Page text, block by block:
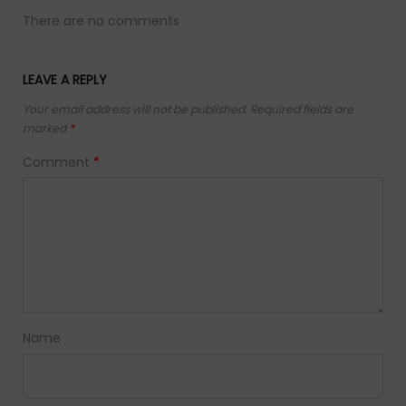
There are no comments
LEAVE A REPLY
Your email address will not be published. Required fields are
marked *
Comment *
Name